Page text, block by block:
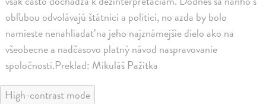
obľubou odvolávajú štátnici a politici, no azda by bolo
namieste nenahliadať na jeho najznámejšie dielo ako na
všeobecne a nadčasovo platný návod naspravovanie
spoločnosti.Preklad: Mikuláš Pažitka
High-contrast mode